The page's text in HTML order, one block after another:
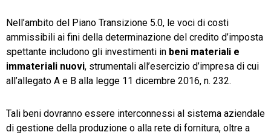
Nell’ambito del Piano Transizione 5.0, le voci di costi
ammissibili ai fini della determinazione del credito d’imposta
spettante includono gli investimenti in beni materiali e
immateriali nuovi, strumentali all’esercizio d’impresa di cui
all’allegato A e B alla legge 11 dicembre 2016, n. 232.
Tali beni dovranno essere interconnessi al sistema aziendale
di gestione della produzione o alla rete di fornitura, oltre a